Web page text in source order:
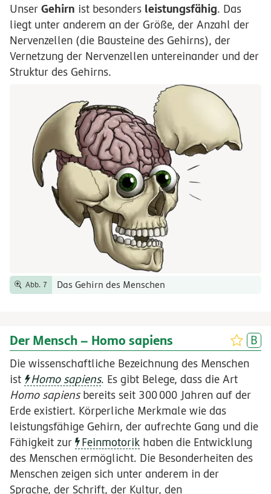
Unser Gehirn ist besonders leistungsfähig. Das
liegt unter anderem an der Größe, der Anzahl der
Nervenzellen (die Bausteine des Gehirns), der
Vernetzung der Nervenzellen untereinander und der
Struktur des Gehirns.
Abb. 7 Das Gehirn des Menschen
Der Mensch – Homo sapiens
Die wissenschaftliche Bezeichnung des Menschen
ist
Homo sapiens. Es gibt Belege, dass die Art
Homo sapiensbereits seit 300000 Jahren auf der
Erde existiert. Körperliche Merkmale wie das
leistungsfähige Gehirn, der aufrechte Gang und die
Fähigkeit zur
Feinmotorik haben die Entwicklung
des Menschen ermöglicht. Die Besonderheiten des
Menschen zeigen sich unter anderem in der
Sprache, der Schrift, der Kultur, den